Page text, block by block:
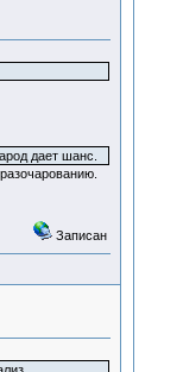
дает шанс.
Записан